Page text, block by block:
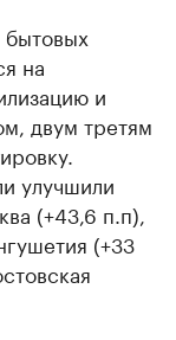
на
и
двум третям
улучшили
(+43,6 п.п),
(+33